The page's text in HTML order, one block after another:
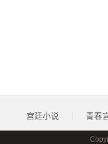
宫廷小说 青春